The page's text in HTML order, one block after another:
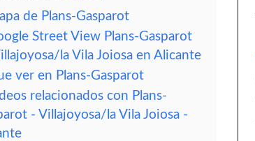
de Plans-Gasparot
Street View Plans-Gasparot
la Vila Joiosa en Alicante
ver en Plans-Gasparot
relacionados con Plans-
- Villajoyosa/la Vila Joiosa -